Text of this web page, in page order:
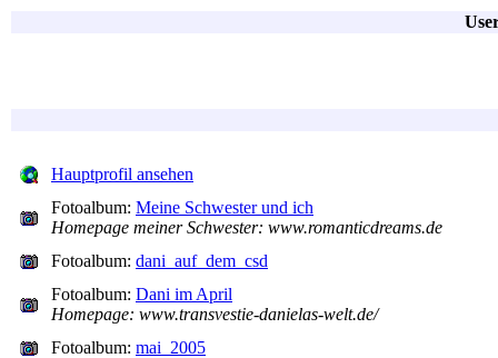
Hauptprofil ansehen
Fotoalbum: Meine Schwester und ich
Homepage meiner Schwester: www.romanticdreams.de
Fotoalbum: dani_auf_dem_csd
Fotoalbum: Dani im April
Homepage: www.transvestie-danielas-welt.de/
Fotoalbum: mai_2005